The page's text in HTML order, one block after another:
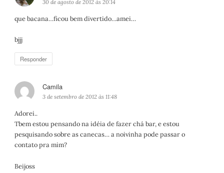
i
s
30 de agosto de 2012 às 20:14
que bacana…ficou bem divertido…amei…
bjjj
Responder
Camila
i
e
:
3 de setembro de 2012 às 11:48
Adorei..
Tbem estou pensando na idéia de fazer chá bar, e estou
pesquisando sobre as canecas… a noivinha pode passar o
contato pra mim?
Beijoss